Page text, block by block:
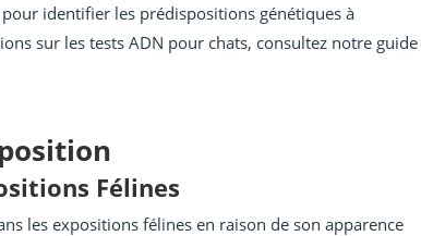
identifier les prédispositions génétiques à
sur les tests ADN pour chats, consultez notre guide
Félines
les expositions félines en raison de son apparence